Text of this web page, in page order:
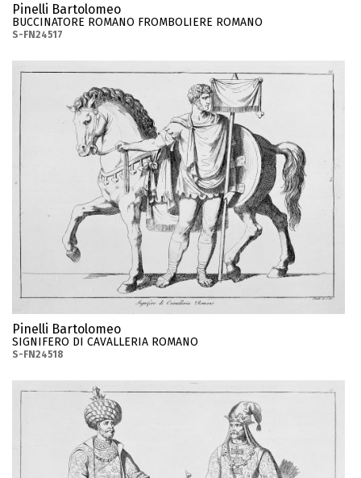
Pinelli Bartolomeo
BUCCINATORE ROMANO FROMBOLIERE ROMANO
S-FN24517
Pinelli Bartolomeo
SIGNIFERO DI CAVALLERIA ROMANO
S-FN24518